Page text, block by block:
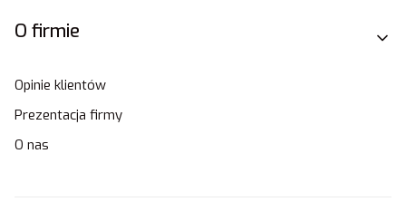
O firmie
Opinie klientów
Prezentacja firmy
O nas